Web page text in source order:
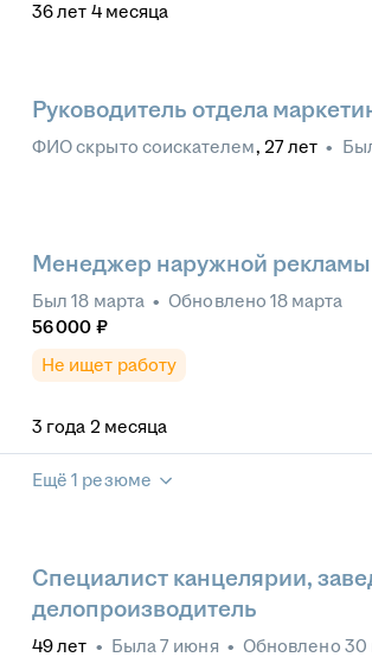
36лет 4 месяца
Руководитель отдела
ФИО скрыто соискателем, 27лет •
Менеджер наружной рекламы
Был 18 марта • Обновлено 18 марта
56 000 ₽
Не ищет работу
3 года 2 месяца
Ещё 1 резюме
Специалист канцелярии,
делопроизводитель
49лет • Была7 июня • Обновлено 30